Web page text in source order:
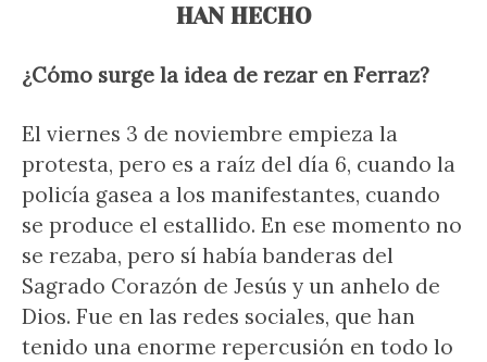
HAN HECHO
¿Cómo surge la idea de rezar en Ferraz?
El viernes 3 de noviembre empieza la
protesta, pero es a raíz del día 6, cuando la
policía gasea a los manifestantes, cuando
se produce el estallido. En ese momento no
se rezaba, pero sí había banderas del
Sagrado Corazón de Jesús y un anhelo de
Dios. Fue en las redes sociales, que han
tenido una enorme repercusión en todo lo